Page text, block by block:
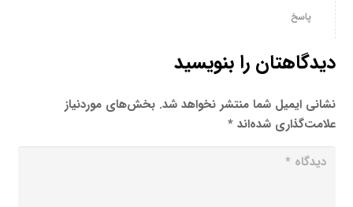
پاسخ
دیدگاهتان را بنویسید
نشانی ایمیل شما منتشر نخواهد شد. بخش‌های موردنیاز
علامت‌گذاری شده‌اند*